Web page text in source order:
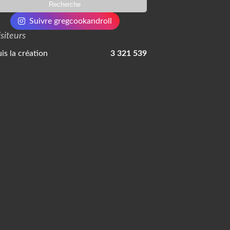
Suivre gregcookandroll
la création 3 321 539